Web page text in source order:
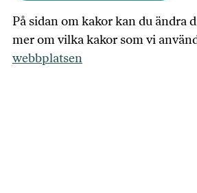
På sidan om kakor kan du ändra
mer om vilka kakor som vi
webbplatsen